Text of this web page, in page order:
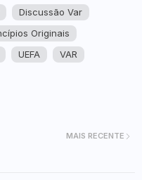
Discussão Var
Originais
UEFA VAR
MAIS RECENTE